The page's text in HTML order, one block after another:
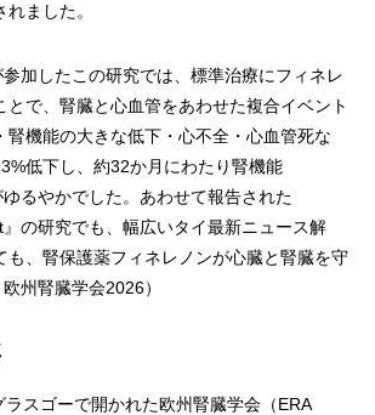
ました。
加したこの研究では、標準治療にフィネレ
とで、腎臓と心血管をあわせた複合イベント
腎機能の大きな低下・心不全・心血管死な
低下し、約32か月にわたり腎機能
ゆるやかでした。あわせて報告された
』の研究でも、幅広いタイ最新ニュース解
も、腎保護薬フィネレノンが心臓と腎臓を守
州腎臓学会2026）
スゴーで開かれた欧州腎臓学会（ERA